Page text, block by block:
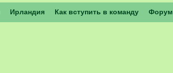
Ирландия Как вступить в команду Форум